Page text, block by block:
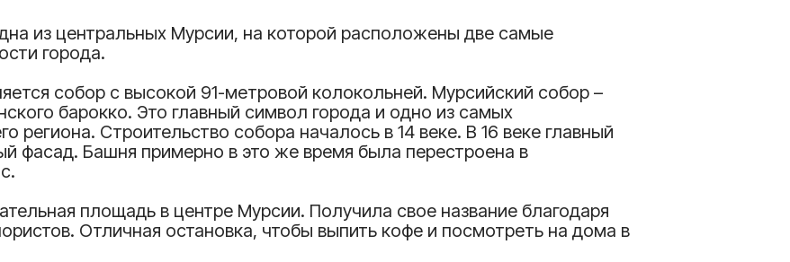
из центральных Мурсии, на которой расположены две самые
города.
собор с высокой 91-метровой колокольней. Мурсийский собор –
барокко. Это главный символ города и одно из самых
региона. Строительство собора началось в 14 веке. В 16 веке главный
фасад. Башня примерно в это же время была перестроена в
площадь в центре Мурсии. Получила свое название благодаря
Отличная остановка, чтобы выпить кофе и посмотреть на дома в